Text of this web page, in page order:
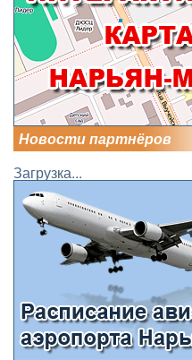
Новости партнёров
Загрузка...